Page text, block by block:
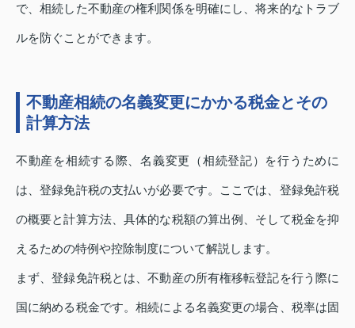
で、相続した不動産の権利関係を明確にし、将来的なトラブ
ルを防ぐことができます。
不動産相続の名義変更にかかる税金とその
計算方法
不動産を相続する際、名義変更（相続登記）を行うために
は、登録免許税の支払いが必要です。ここでは、登録免許税
の概要と計算方法、具体的な税額の算出例、そして税金を抑
えるための特例や控除制度について解説します。
まず、登録免許税とは、不動産の所有権移転登記を行う際に
国に納める税金です。相続による名義変更の場合、税率は固